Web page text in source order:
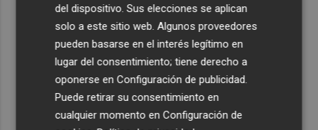
del dispositivo. Sus elecciones se aplican
solo a este sitio web. Algunos proveedores
pueden basarse en el interés legítimo en
lugar del consentimiento; tiene derecho a
oponerse enConfiguración de publicidad.
Puede retirar su consentimiento en
cualquier momento enConfiguración de